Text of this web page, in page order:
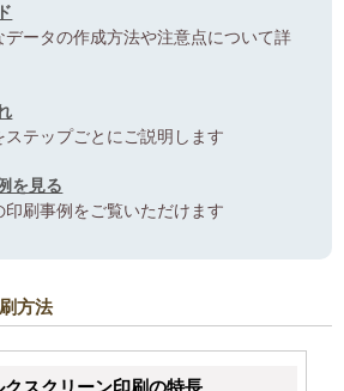
ータの作成方法や注意点について詳
テップごとにご説明します
を見る
刷事例をご覧いただけます
方法
クスクリーン印刷の特長